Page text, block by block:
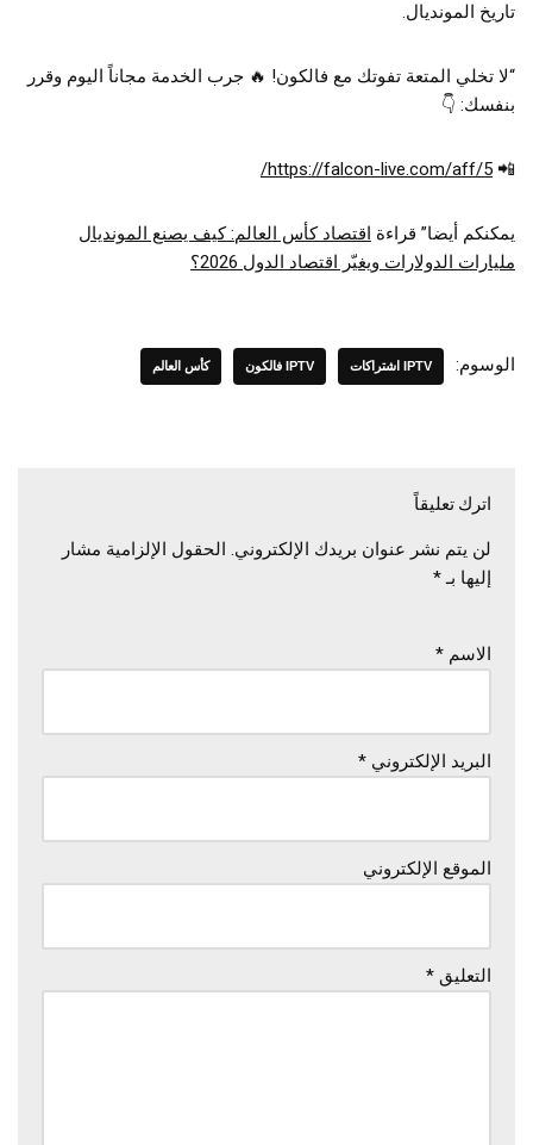
تاريخ المونديال.
“لا تخلي المتعة تفوتك مع فالكون! 🔥 جرب الخدمة مجاناً اليوم وقرر
بنفسك: 👇
📲
https://falcon-live.com/aff/5/
يمكنكم أيضا” قراءة اقتصاد كأس العالم: كيف يصنع المونديال
مليارات الدولارات ويغيّر اقتصاد الدول 2026؟
الوسوم: IPTV اشتراكات IPTV فالكون كأس العالم
اترك تعليقاً
لن يتم نشر عنوان بريدك الإلكتروني. الحقول الإلزامية مشار
إليها بـ*
الاسم *
البريد الإلكتروني *
الموقع الإلكتروني
التعليق *